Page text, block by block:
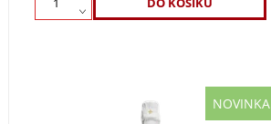
NOVINKA